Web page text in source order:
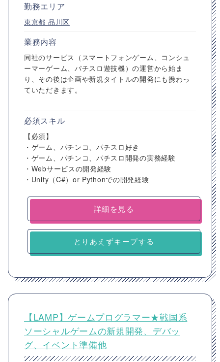
勤務エリア
東京都 品川区
業務内容
同社のサービス（スマートフォンゲーム、コンシュ
ーマーゲーム、パチスロ遊技機）の運営から始ま
り、その後は企画や新規タイトルの開発にも携わっ
ていただきます。
必須スキル
【必須】
・ゲーム、パチンコ、パチスロ好き
・ゲーム、パチンコ、パチスロ開発の実務経験
・Webサービスの開発経験
・Unity（C#）or Pythonでの開発経験
詳細を見る
とりあえずキープする
【LAMP】ゲームプログラマー★戦国系
ソーシャルゲームの新規開発、デバッ
グ、イベント準備他